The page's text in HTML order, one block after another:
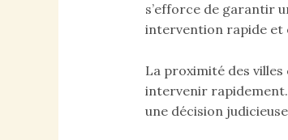
s’efforce de garantir
intervention rapide et
La proximité des villes
intervenir rapidement.
une décision